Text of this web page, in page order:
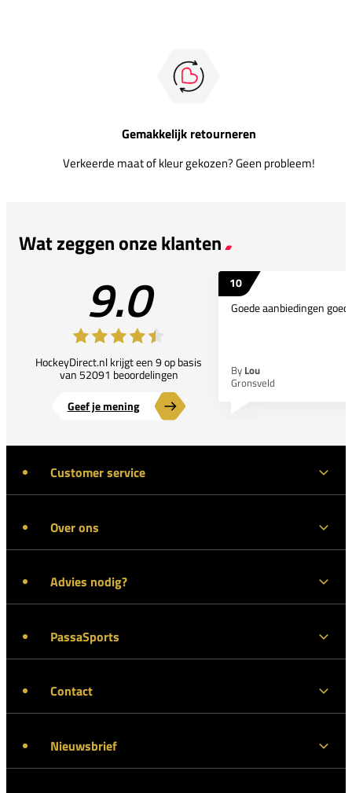
Gemakkelijk retourneren
Verkeerde maat of kleur gekozen? Geen probleem!
Wat zeggen onze klanten
9.0
HockeyDirect.nl krijgt een 9 op basis
van 52091 beoordelingen
Geef je mening
10
Goede aanbiedingen
By Lou
Gronsveld
Customer service
Over ons
Advies nodig?
PassaSports
Contact
Nieuwsbrief